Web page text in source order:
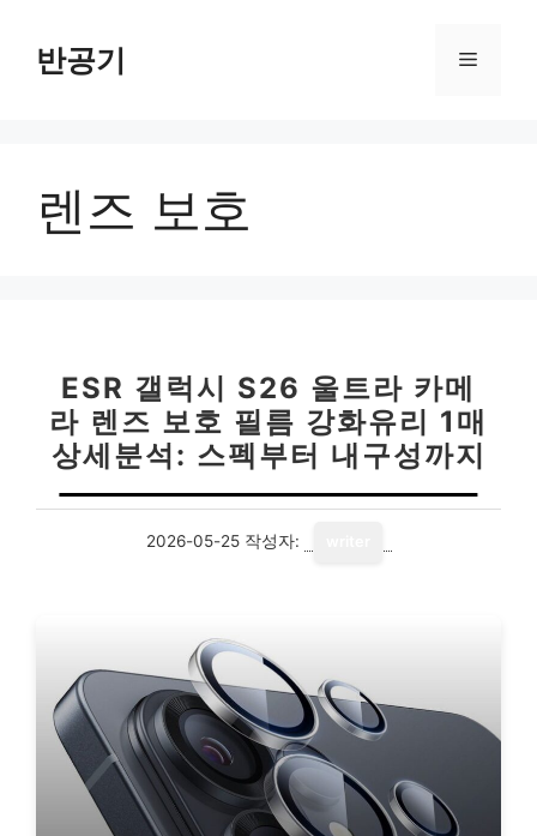
반공기 메
렌즈 보호
ESR 갤럭시 S26 울트라 카메
라 렌즈 보호 필름 강화유리 1매
상세분석: 스펙부터 내구성까지
2026-05-25 작성자: